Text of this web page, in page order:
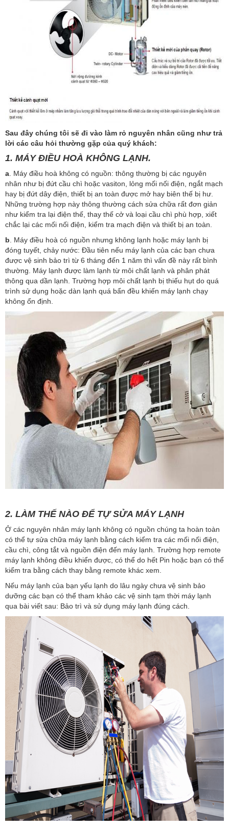
Sau đây chúng tôi sẽ đi vào làm rỏ nguyên nhân cũng như trả
lời các câu hỏi thường gặp của quý khách:
1. MÁY ĐIỀU HOÀ KHÔNG LẠNH.
a . Máy điều hoà không có nguồn: thông thường bị các nguyên
nhân như bị đứt cầu chì hoặc vasiton, lỏng mối nối điện, ngắt mạch
hay bị đứt dây điện, thiết bị an toàn được mở hay biên thế bị hư.
Những trường hợp này thông thường cách sửa chữa rất đơn giản
như kiểm tra lại điện thế, thay thế cở và loại cầu chì phù hợp, xiết
chắc lại các mối nối điện, kiểm tra mạch điện và thiết bị an toàn.
b . Máy điều hoà có nguồn nhưng không lạnh hoặc máy lạnh bị
đóng tuyết, chảy nước: Đầu tiên nếu máy lạnh của các bạn chưa
được vệ sinh bảo trì từ 6 tháng đến 1 năm thì vấn đề này rất bình
thường. Máy lạnh được làm lạnh từ môi chất lạnh và phân phát
thông qua dần lạnh. Trường hợp môi chất lạnh bị thiếu hụt do quá
trình sử dụng hoặc dàn lạnh quá bẩn đều khiến máy lạnh chạy
không ổn định.
2. LÀM THẾ NÀO ĐỂ TỰ SỬA MÁY LẠNH
Ở các nguyên nhân máy lạnh không có nguồn chúng ta hoàn toàn
có thể tự sửa chữa máy lạnh bằng cách kiểm tra các mối nối điện,
cầu chì, công tắt và nguồn điện đến máy lạnh. Trường hợp remote
máy lạnh không điều khiển được, có thể do hết Pin hoặc bạn có thể
kiểm tra bằng cách thay bằng remote khác xem.
Nếu máy lạnh của bạn yếu lạnh do lâu ngày chưa vệ sinh bảo
dưỡng các bạn có thể tham khảo các vệ sinh tạm thời máy lạnh
qua bài viết sau: Bảo trì và sử dụng máy lạnh đúng cách.